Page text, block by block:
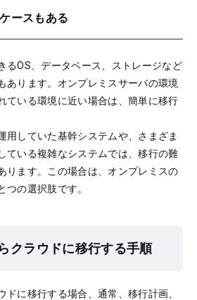
ースもある
るOS、データベース、ストレージなど
あります。オンプレミスサーバの環境
ている環境に近い場合は、簡単に移行
用していた基幹システムや、さまざま
ている複雑なシステムでは、移行の難
ります。この場合は、オンプレミスの
つの選択肢です。
クラウドに移行する手順
ドに移行する場合、通常、移行計画、